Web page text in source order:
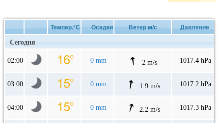
Темпер.°C Осадки Ветер м/с Давление
Сегодня
02:00 0 mm 2 m/s 1017.4 hPa
03:00 0 mm 1.9 m/s 1017.2 hPa
04:00 0 mm 2.2 m/s 1017.3 hPa